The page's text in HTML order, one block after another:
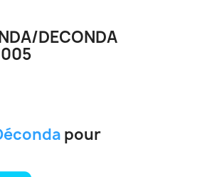
DECONDA
pour